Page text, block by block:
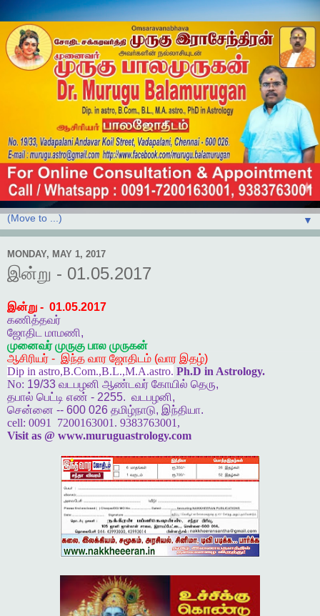
▼
MONDAY, MAY 1, 2017
இன்று - 01.05.2017
இன்று - 01.05.2017
கணித்தவர்
ஜோதிட
மாமணி,
முனைவர் முருகு பால முருகன்
ஆசிரியர் - இந்த வார ஜோதிடம் (வார இதழ்)
Dip in astro,B.Com.,B.L.,M.A.astro. Ph.D in Astrology.
No: 19/33 வடபழனி ஆண்டவர் கோயில் தெரு,
தபால் பெட்டி எண் - 2255. வடபழனி,
சென்னை -- 600 026 தமிழ்நாடு, இந்தியா.
cell: 0091 7200163001. 9383763001,
Visit as @ www.muruguastrology.com